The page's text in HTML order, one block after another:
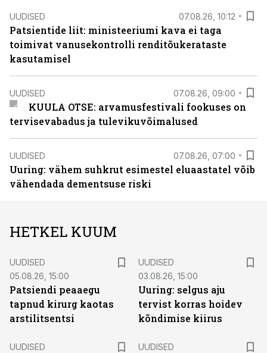
UUDISED 07.08.26, 10:12
Patsientide liit: ministeeriumi kava ei taga
toimivat vanusekontrolli renditõukerataste
kasutamisel
UUDISED 07.08.26, 09:00
KUULA OTSE: arvamusfestivali fookuses on
tervisevabadus ja tulevikuvõimalused
UUDISED 07.08.26, 07:00
Uuring: vähem suhkrut esimestel eluaastatel võib
vähendada dementsuse riski
HETKEL KUUM
UUDISED
05.08.26, 15:00
Patsiendi peaaegu
tapnud kirurg kaotas
arstilitsentsi
UUDISED
03.08.26, 15:00
Uuring: selgus aju
tervist korras hoidev
kõndimise kiirus
UUDISED
UUDISED